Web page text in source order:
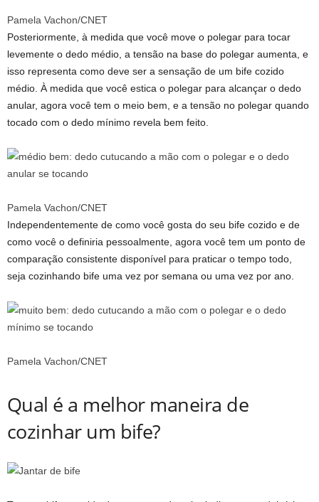
Pamela Vachon/CNET
Posteriormente, à medida que você move o polegar para tocar
levemente o dedo médio, a tensão na base do polegar aumenta, e
isso representa como deve ser a sensação de um bife cozido
médio. À medida que você estica o polegar para alcançar o dedo
anular, agora você tem o meio bem, e a tensão no polegar quando
tocado com o dedo mínimo revela bem feito.
Pamela Vachon/CNET
Independentemente de como você gosta do seu bife cozido e de
como você o definiria pessoalmente, agora você tem um ponto de
comparação consistente disponível para praticar o tempo todo,
seja cozinhando bife uma vez por semana ou uma vez por ano.
Pamela Vachon/CNET
Qual é a melhor maneira de
cozinhar um bife?